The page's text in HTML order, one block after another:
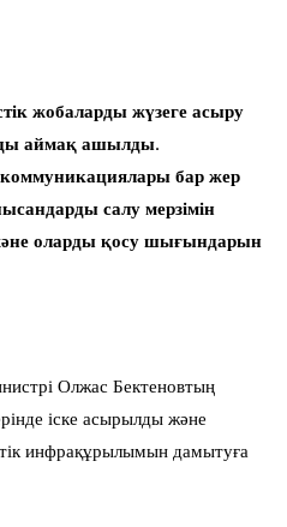
жобаларды жүзеге асыру
аймақ ашылды.
бар жер
салу мерзімін
оларды қосу шығындарын
Олжас Бектеновтың
іске асырылды және
инфрақұрылымын дамытуға